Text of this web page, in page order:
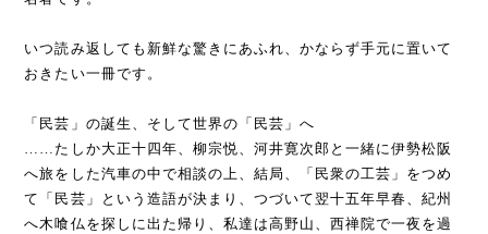
いつ読み返しても新鮮な驚きにあふれ、かならず手元に置いて
おきたい一冊です。
「民芸」の誕生、そして世界の「民芸」へ
……たしか大正十四年、柳宗悦、河井寛次郎と一緒に伊勢松阪
へ旅をした汽車の中で相談の上、結局、「民衆の工芸」をつめ
て「民芸」という造語が決まり、つづいて翌十五年早春、紀州
へ木喰仏を探しに出た帰り、私達は高野山、西禅院で一夜を過